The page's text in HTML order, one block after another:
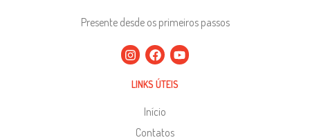
Presente desde os primeiros passos
LINKS ÚTEIS
Início
Contatos